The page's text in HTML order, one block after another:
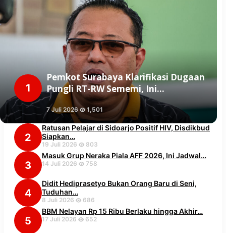
1
Pemkot Surabaya Klarifikasi Dugaan
Pungli RT-RW Sememi, Ini…
7 Juli 2026 1,501
2
Ratusan Pelajar di Sidoarjo Positif HIV, Disdikbud
Siapkan…
19 Juli 2026 803
3
Masuk Grup Neraka Piala AFF 2026, Ini Jadwal…
14 Juli 2026 758
4
Didit Hediprasetyo Bukan Orang Baru di Seni,
Tuduhan…
8 Juli 2026 686
5
BBM Nelayan Rp 15 Ribu Berlaku hingga Akhir…
17 Juli 2026 652